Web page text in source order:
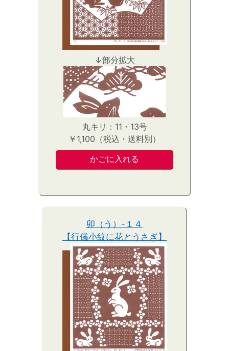
↓部分拡大
丸キリ：11・13号
￥1,100（税込・送料別）
卯（う）-１４
【行儀小紋に花とうさぎ】